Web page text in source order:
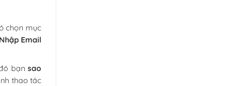
chọn mục
Nhập Email
bạnsao
thao tác